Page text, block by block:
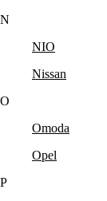
N
NIO
Nissan
O
Omoda
Opel
P